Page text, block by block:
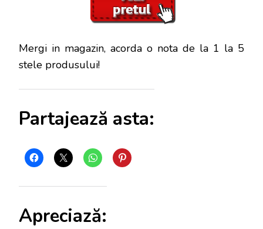
Mergi in magazin, acorda o nota de la 1 la 5
stele produsului!
Partajează asta:
Apreciază: